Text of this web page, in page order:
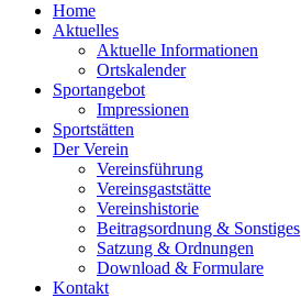
Home
Aktuelles
Aktuelle Informationen
Ortskalender
Sportangebot
Impressionen
Sportstätten
Der Verein
Vereinsführung
Vereinsgaststätte
Vereinshistorie
Beitragsordnung & Sonstiges
Satzung & Ordnungen
Download & Formulare
Kontakt